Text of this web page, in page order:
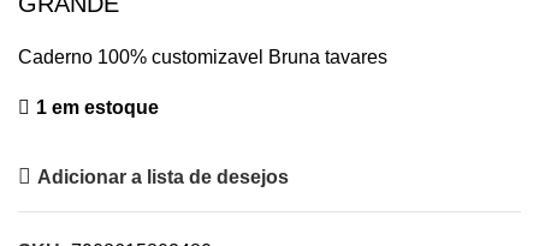
Caderno 100% customizavel Bruna tavares
1 em estoque
Adicionar a lista de desejos